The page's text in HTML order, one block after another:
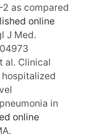
as compared
online
J Med.
al. Clinical
in
online